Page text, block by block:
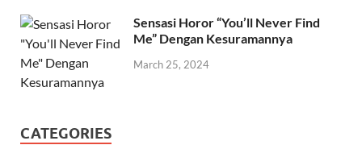
Sensasi Horor “You’ll Never Find
Me” Dengan Kesuramannya
March 25, 2024
CATEGORIES